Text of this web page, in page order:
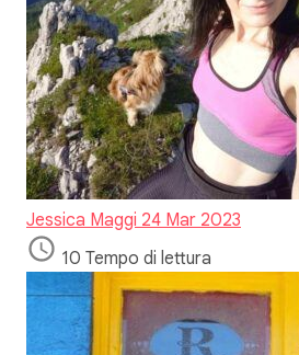
Jessica Maggi 24 Mar 2023
10 Tempo di lettura